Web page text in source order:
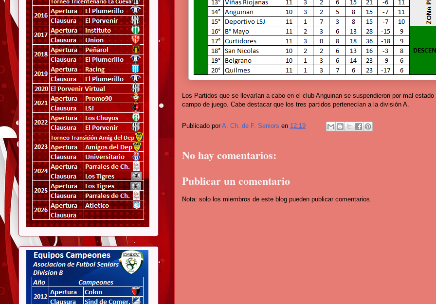
Los Partidos que se llevarían a cabo en el club Anguinan se suspendieron por mal estado
campo de juego. Cabe destacar que los tres partidos pertenecían a la división A.
Publicado porA. Ch. de F. Seniors en 12:19
No hay comentarios:
Publicar un comentario
Nota: solo los miembros de este blog pueden publicar comentarios.